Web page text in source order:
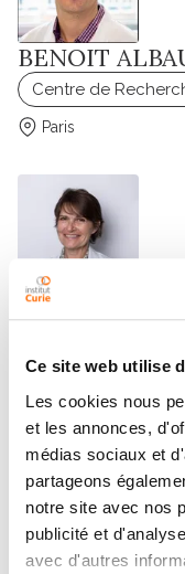
Ce site web utilise
Les cookies nous
et les annonces,
médias sociaux et
partageons
notre site avec nos
publicité et
avec d'autres
BENOIT
Centre de
Paris
ALINE ALBI-
Anesthésie
Saint-Cloud